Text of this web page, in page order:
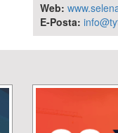
Web:
E-Posta: